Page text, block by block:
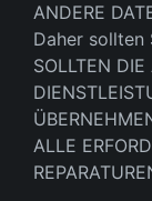
ANDERE
Daher sollten
SOLLTEN
ALLE